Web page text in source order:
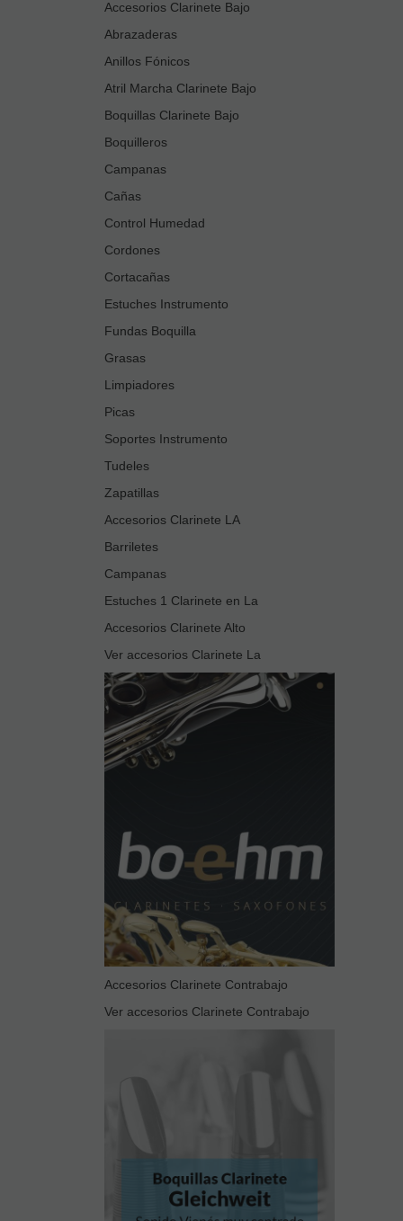
Accesorios Clarinete Bajo
Abrazaderas
Anillos Fónicos
Atril Marcha Clarinete Bajo
Boquillas Clarinete Bajo
Boquilleros
Campanas
Cañas
Control Humedad
Cordones
Cortacañas
Estuches Instrumento
Fundas Boquilla
Grasas
Limpiadores
Picas
Soportes Instrumento
Tudeles
Zapatillas
Accesorios Clarinete LA
Barriletes
Campanas
Estuches 1 Clarinete en La
Accesorios Clarinete Alto
Ver accesorios Clarinete La
Accesorios Clarinete Contrabajo
Ver accesorios Clarinete Contrabajo